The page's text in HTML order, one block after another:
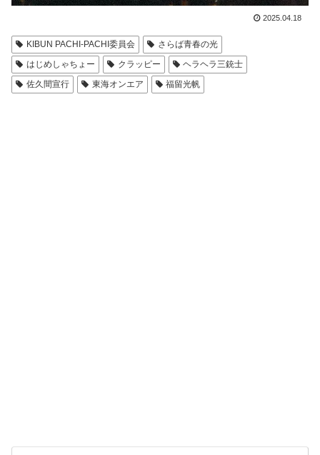
2025.04.18
KIBUN PACHI-PACHI委員会
さらば青春の光
はじめしゃちょー
クラッピー
ヘラヘラ三銃士
佐久間宣行
東海オンエア 福留光帆